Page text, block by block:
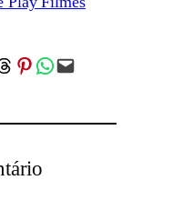
Telegram
on Threads
Share on Pinterest
Share on WhatsApp
Email this Page